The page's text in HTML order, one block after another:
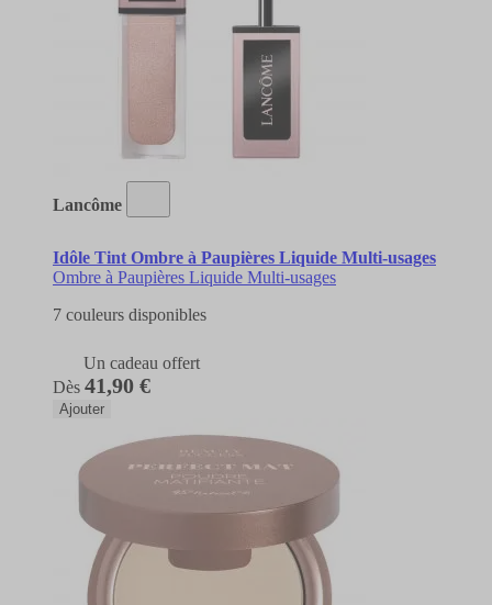
Lancôme
Idôle Tint Ombre à Paupières Liquide Multi-usages
Ombre à Paupières Liquide Multi-usages
7 couleurs disponibles
Un cadeau offert
Dès 41,90 €
Ajouter